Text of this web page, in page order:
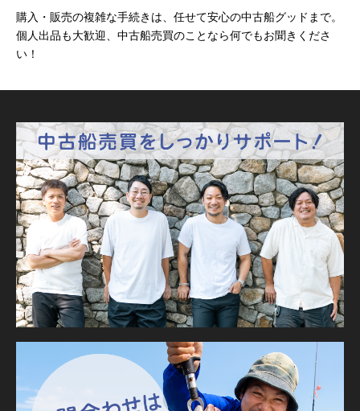
購入・販売の複雑な手続きは、任せて安心の中古船グッドまで。
個人出品も大歓迎、中古船売買のことなら何でもお聞きくださ
い！